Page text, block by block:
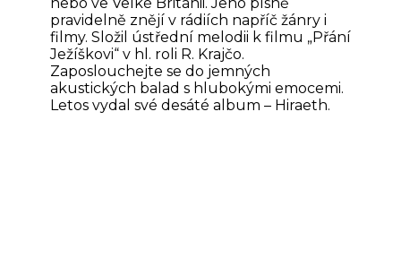
pravidelně znějí v rádiích napříč žánry i
filmy. Složil ústřední melodii k filmu „Přání
Ježíškovi“ v hl. roli R. Krajčo.
Zaposlouchejte se do jemných
akustických balad s hlubokými emocemi.
Letos vydal své desáté album – Hiraeth.